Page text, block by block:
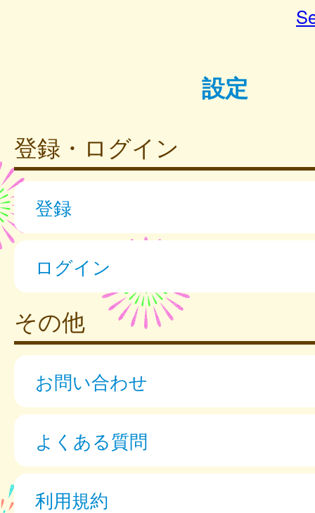
設定
登録・ログイン
登録
ログイン
その他
お問い合わせ
よくある質問
利用規約